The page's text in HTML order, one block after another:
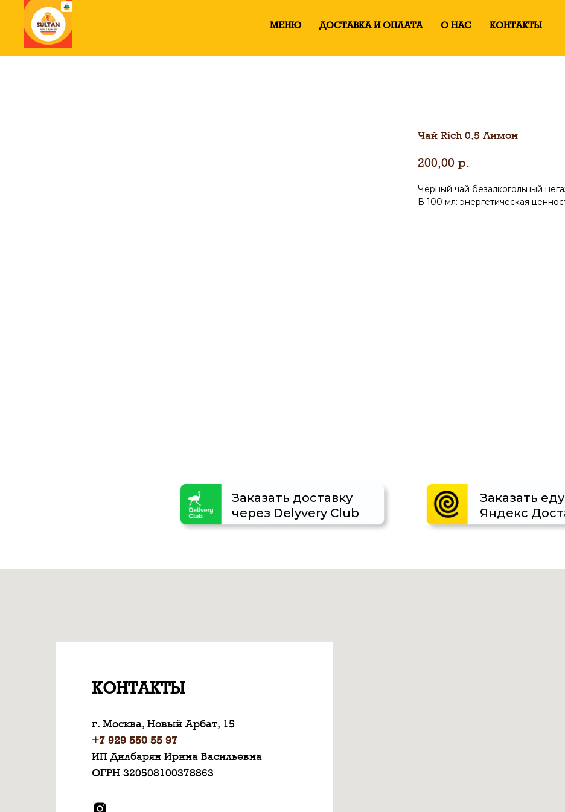
Режим работы Вс-Чтс 12:00 до 00:00 Пт-Сб
с 12:00 до
МЕНЮ ДОСТАВКА И ОПЛАТА О НАС КОНТАКТЫ
Чaй Rich 0,5 Лимон
200,00 р.
Черный чай безалкогольный
В 100 мл: энергетическая
Заказать доставку
через Delyvery Club
Заказать
Яндекс
КОНТАКТЫ
г. Москва, Новый Арбат, 15
+7 929 550 55 97
ИП Дилбарян Ирина Васильевна
ОГРН 320508100378863